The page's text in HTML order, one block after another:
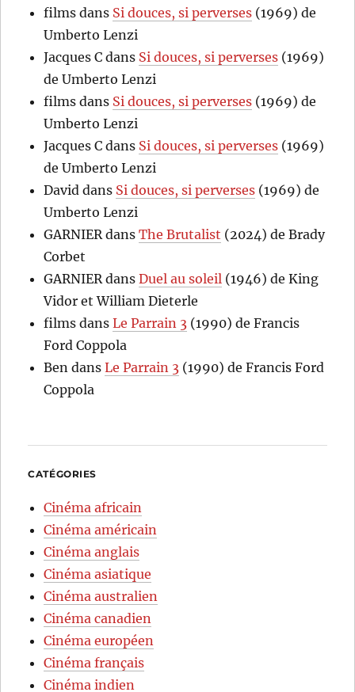
films dans Si douces, si perverses (1969) de
Umberto Lenzi
Jacques C dans Si douces, si perverses (1969)
de Umberto Lenzi
films dans Si douces, si perverses (1969) de
Umberto Lenzi
Jacques C dans Si douces, si perverses (1969)
de Umberto Lenzi
David dans Si douces, si perverses (1969) de
Umberto Lenzi
GARNIER dansThe Brutalist (2024) de Brady
Corbet
GARNIER dansDuel au soleil (1946) de King
Vidor et William Dieterle
films dansLe Parrain 3 (1990) de Francis
Ford Coppola
Ben dansLe Parrain 3 (1990) de Francis Ford
Coppola
CATÉGORIES
Cinéma africain
Cinéma américain
Cinéma anglais
Cinéma asiatique
Cinéma australien
Cinéma canadien
Cinéma européen
Cinéma français
Cinéma indien